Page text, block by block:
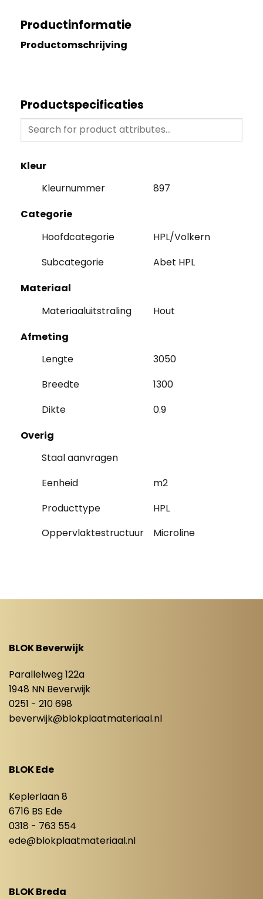
Productinformatie
Productomschrijving
Productspecificaties
Kleur
Kleurnummer
897
Categorie
Hoofdcategorie
HPL/Volkern
Subcategorie
Abet HPL
Materiaal
Materiaaluitstraling
Hout
Afmeting
Lengte
3050
Breedte
1300
Dikte
0.9
Overig
Staal aanvragen
Eenheid
m2
Producttype
HPL
Oppervlaktestructuur
Microline
BLOK Beverwijk
Parallelweg 122a
1948 NN Beverwijk
0251 - 210 698
beverwijk@blokplaatmateriaal.nl
BLOK Ede
Keplerlaan 8
6716 BS Ede
0318 - 763 554
ede@blokplaatmateriaal.nl
BLOK Breda